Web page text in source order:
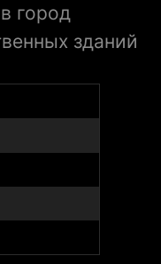
город
зданий